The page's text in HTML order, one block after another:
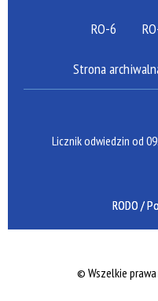
RO-6
Strona
Licznik odwiedzin od
RODO /
© Wszelkie